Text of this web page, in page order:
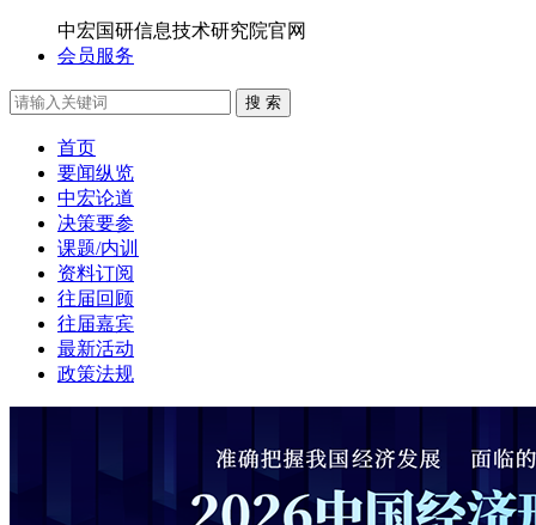
中宏国研信息技术研究院官网
会员服务
搜 索
首页
要闻纵览
中宏论道
决策要参
课题/内训
资料订阅
往届回顾
往届嘉宾
最新活动
政策法规